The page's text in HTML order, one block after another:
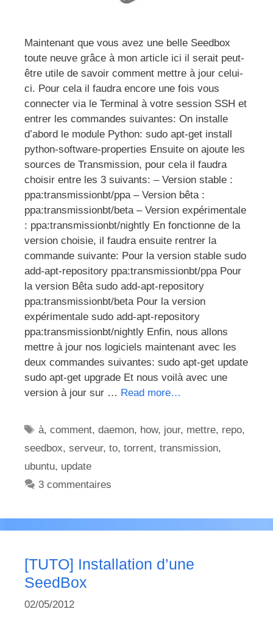
Maintenant que vous avez une belle Seedbox
toute neuve grâce à mon article ici il serait peut-
être utile de savoir comment mettre à jour celui-
ci. Pour cela il faudra encore une fois vous
connecter via le Terminal à votre session SSH et
entrer les commandes suivantes: On installe
d’abord le module Python: sudo apt-get install
python-software-properties Ensuite on ajoute les
sources de Transmission, pour cela il faudra
choisir entre les 3 suivants: – Version stable :
ppa:transmissionbt/ppa – Version bêta :
ppa:transmissionbt/beta – Version expérimentale
: ppa:transmissionbt/nightly En fonctionne de la
version choisie, il faudra ensuite rentrer la
commande suivante: Pour la version stable sudo
add-apt-repository ppa:transmissionbt/ppa Pour
la version Bêta sudo add-apt-repository
ppa:transmissionbt/beta Pour la version
expérimentale sudo add-apt-repository
ppa:transmissionbt/nightly Enfin, nous allons
mettre à jour nos logiciels maintenant avec les
deux commandes suivantes: sudo apt-get update
sudo apt-get upgrade Et nous voilà avec une
version à jour sur … Read more…
Étiquettes
à,comment,daemon, how, jour, mettre, repo,
seedbox, serveur, to, torrent, transmission,
ubuntu, update
3 commentaires
[TUTO] Installation d’une
SeedBox
02/05/2012